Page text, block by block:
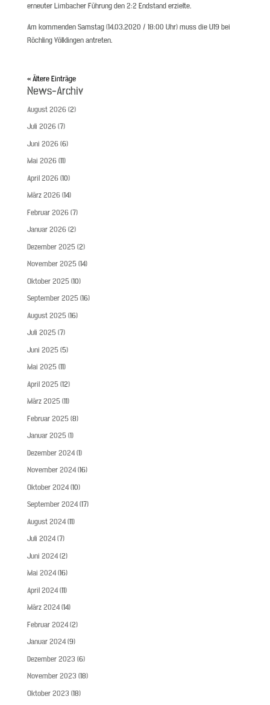
erneuter Limbacher Führung den 2:2 Endstand erzielte.
Am kommenden Samstag (14.03.2020 / 18:00 Uhr) muss die U19 bei
Röchling Völklingen antreten.
« Ältere Einträge
News-Archiv
August 2026(2)
Juli 2026(7)
Juni 2026(6)
Mai 2026(11)
April 2026(10)
März 2026(14)
Februar 2026(7)
Januar 2026(2)
Dezember 2025(2)
November 2025(14)
Oktober 2025(10)
September 2025(16)
August 2025(16)
Juli 2025(7)
Juni 2025(5)
Mai 2025(11)
April 2025(12)
März 2025(11)
Februar 2025(8)
Januar 2025(1)
Dezember 2024(1)
November 2024(16)
Oktober 2024(10)
September 2024(17)
August 2024(11)
Juli 2024(7)
Juni 2024(2)
Mai 2024(16)
April 2024(11)
März 2024(14)
Februar 2024(2)
Januar 2024(9)
Dezember 2023 (6)
November 2023 (18)
Oktober 2023 (18)